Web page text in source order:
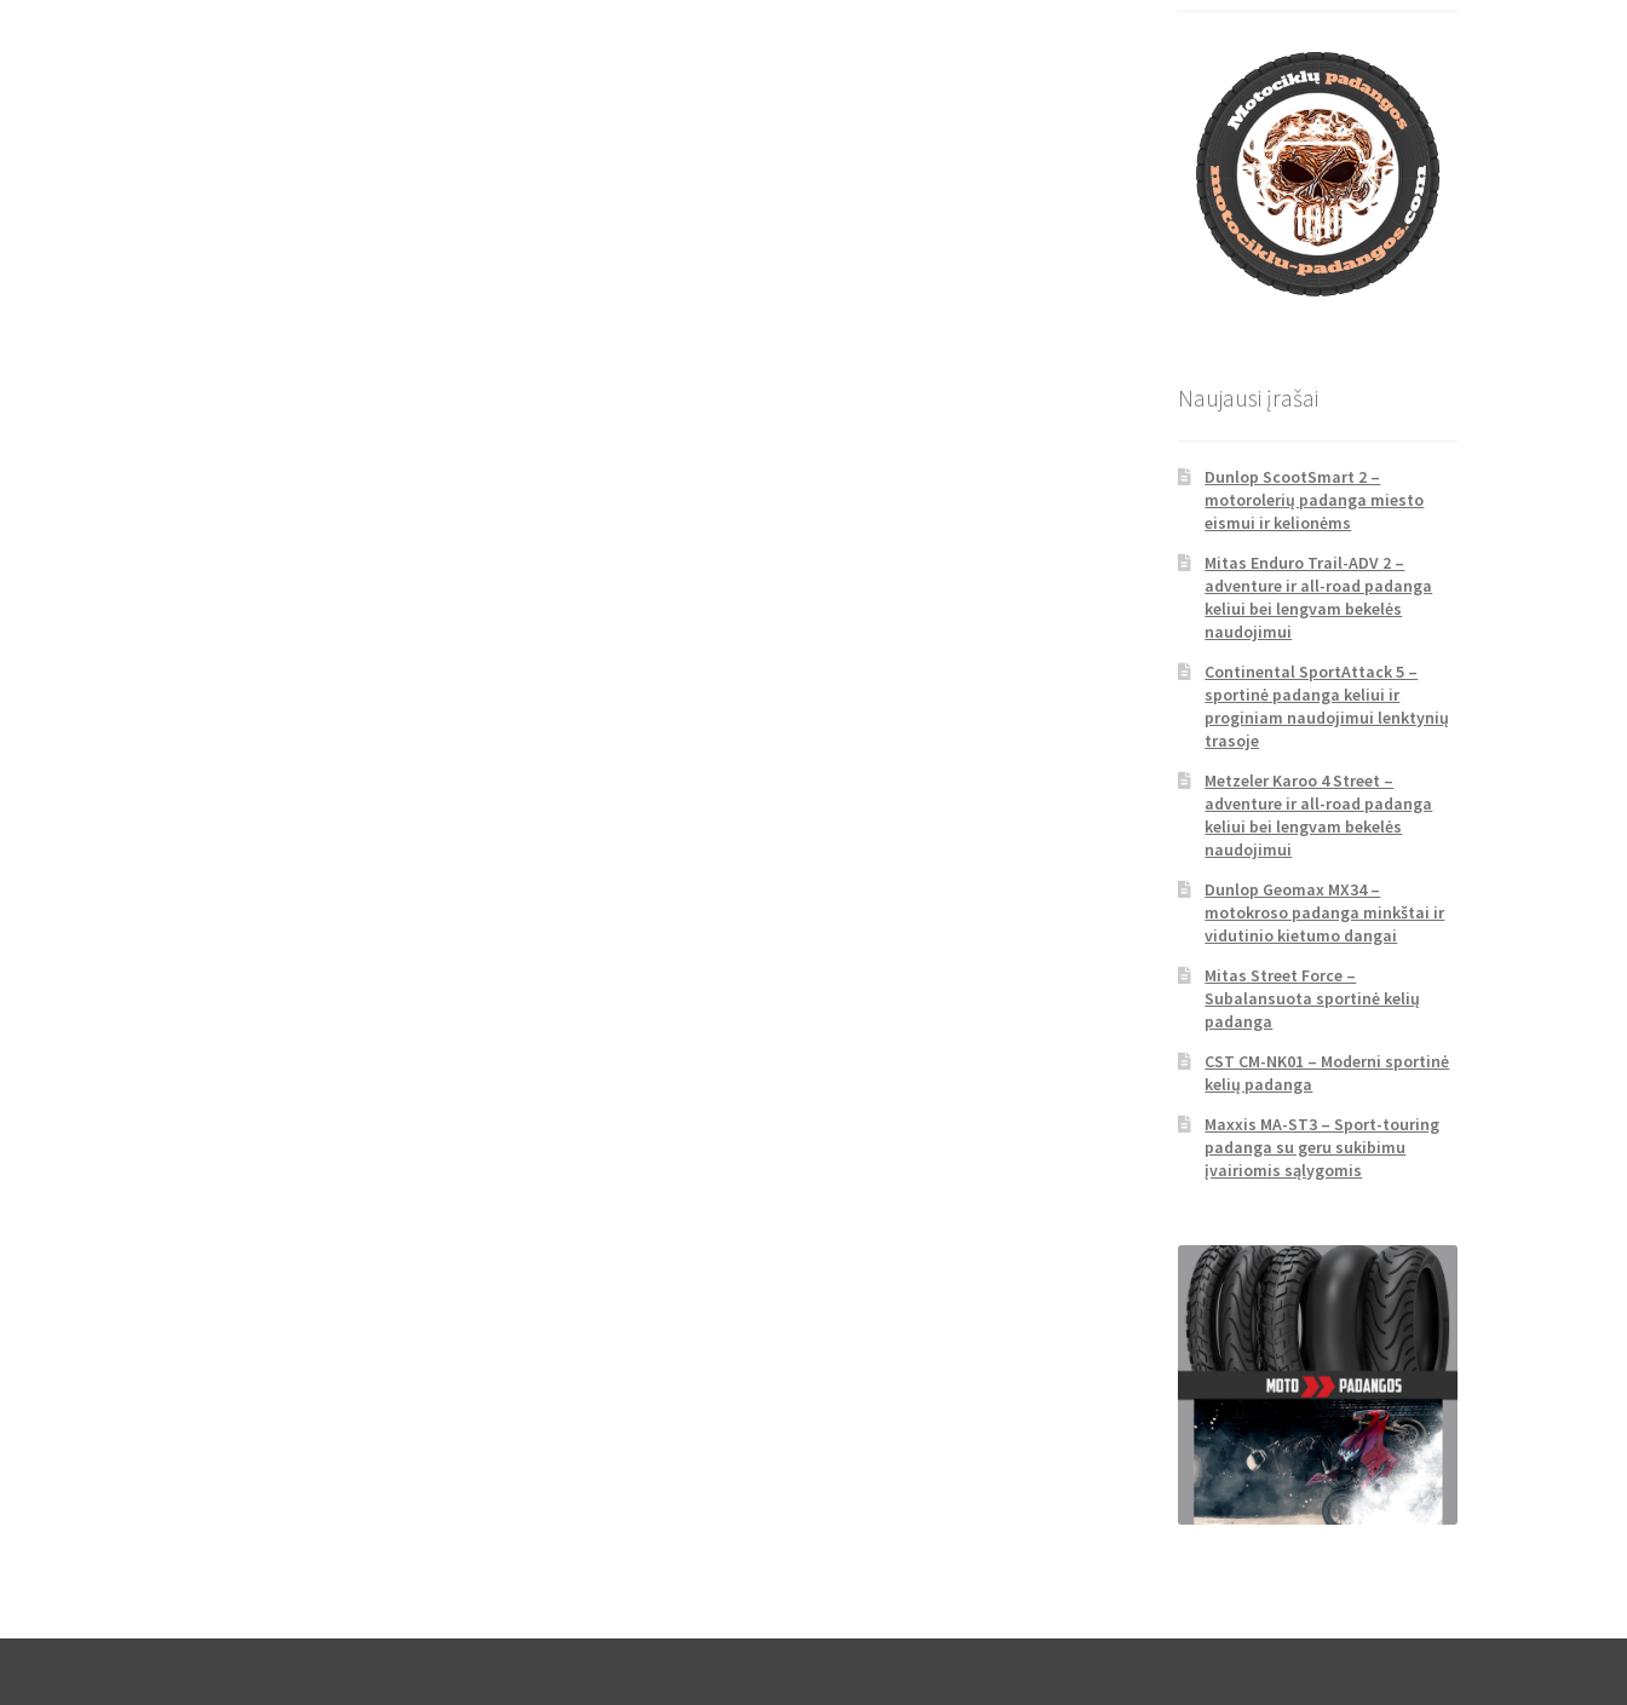
Naujausi įrašai
Dunlop ScootSmart 2 –
motorolerių padanga miesto
eismui ir kelionėms
Mitas Enduro Trail-ADV 2 –
adventure ir all-road padanga
keliui bei lengvam bekelės
naudojimui
Continental SportAttack 5 –
sportinė padanga keliui ir
proginiam naudojimui lenktynių
trasoje
Metzeler Karoo 4 Street –
adventure ir all-road padanga
keliui bei lengvam bekelės
naudojimui
Dunlop Geomax MX34 –
motokroso padanga minkštai ir
vidutinio kietumo dangai
Mitas Street Force –
Subalansuota sportinė kelių
padanga
CST CM-NK01 – Moderni sportinė
kelių padanga
Maxxis MA-ST3 – Sport-touring
padanga su geru sukibimu
įvairiomis sąlygomis